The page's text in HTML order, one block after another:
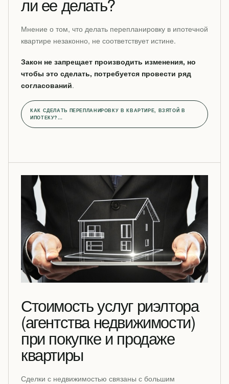
Мнение о том, что делать перепланировку в ипотечной
квартире незаконно, не соответствует истине.
Закон не запрещает производить изменения, но
чтобы это сделать, потребуется провести ряд
согласований.
КАК СДЕЛАТЬ ПЕРЕПЛАНИРОВКУ В КВАРТИРЕ, ВЗЯТОЙ В
ИПОТЕКУ?…
Стоимость услуг риэлтора
(агентства недвижимости)
при покупке и продаже
квартиры
Сделки с недвижимостью связаны с большим